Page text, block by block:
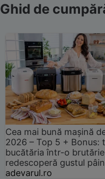
Ghid de
Cea mai bună mașină
2026 – Top 5 + Bonus:
bucătăria într-o
redescoperă gustul
adevarul.ro